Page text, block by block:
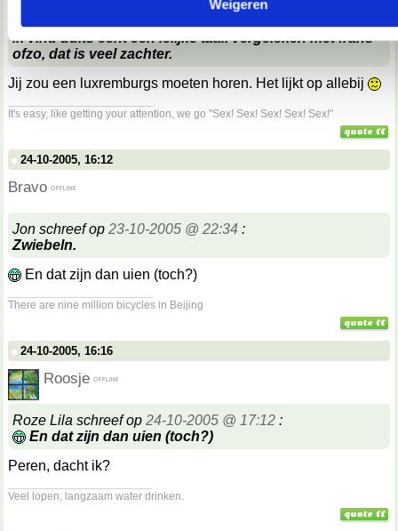
Weigeren
Hanneke schreef op
ik vind duits echt een lelijke taal. vergeleken met frans
ofzo, dat is veel zachter.
Jij zou een luxremburgs moeten horen. Het lijkt op allebij
It's easy, like getting your attention, we go "Sex! Sex! Sex! Sex! Sex!"
24-10-2005, 16:12
Bravo
Jon schreef op 23-10-2005 @ 22:34 :
Zwiebeln.
En dat zijn dan uien (toch?)
There are nine million bicycles in Beijing
24-10-2005, 16:16
Roosje
Roze Lila schreef op 24-10-2005 @ 17:12 :
En dat zijn dan uien (toch?)
Peren, dacht ik?
Veel lopen, langzaam water drinken.